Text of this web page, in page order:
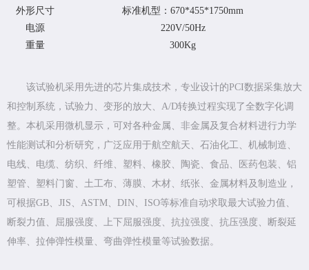
外形尺寸
标准机型：670*455*1750mm
电源
220V/50Hz
重量
300Kg
该试验机采用先进的芯片集成技术，专业设计的PCI数据采集放大
和控制系统，试验力、变形的放大、A/D转换过程实现了全数字化调
整。本机采用微机显示，可对各种金属、非金属及复合材料进行力学
性能测试和分析研究，广泛应用于航空航天、石油化工、机械制造、
电线、电缆、纺织、纤维、塑料、橡胶、陶瓷、食品、医药包装、铝
塑管、塑料门窗、土工布、薄膜、木材、纸张、金属材料及制造业，
可根据GB、JIS、ASTM、DIN、ISO等标准自动求取最大试验力值、
断裂力值、屈服强度、上下屈服强度、抗拉强度、抗压强度、断裂延
伸率、拉伸弹性模量、弯曲弹性模量等试验数据。